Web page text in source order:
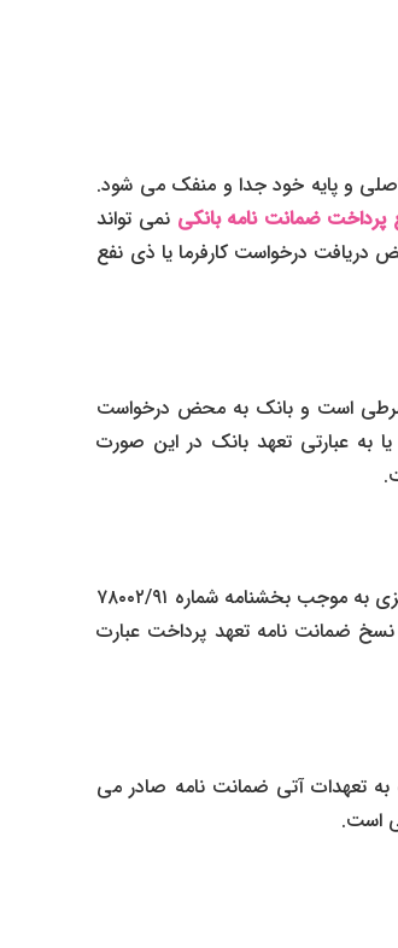
و پایه خود جدا و منفک می شود.
ضمانت نامه بانکی نمی تواند
درخواست کارفرما یا ذی نفع
شرطی است و بانک به محض درخواست
به عبارتی تعهد بانک در این صورت
ضمانت نامه بانکی تعهد پرداخت قابل انتقال به شخص ثالث نیست و بانک مرکزی به موجب بخشنامه شماره ۷۸۰۰۲/۹۱
متن نسخ ضمانت نامه تعهد پرداخت عبارت
تعهدات آتی ضمانت نامه صادر می
است.